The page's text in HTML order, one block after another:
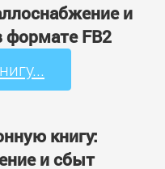
и
FB2
книгу:
и сбыт